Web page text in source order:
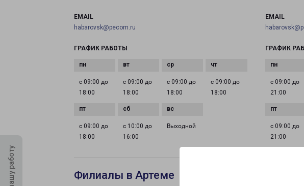
EMAIL
habarovsk@pecom.ru
ГРАФИК РАБОТЫ
с 09:00 до
18:00
с 09:00 до
18:00
с 09:00 до
18:00
с 09:00 до
18:00
с 09:00 до
18:00
с 10:00 до
16:00
Выходной
EMAIL
ГРАФИК
с 09:00 до
21:00
с 09:00 до
21:00
Филиалы в Артеме